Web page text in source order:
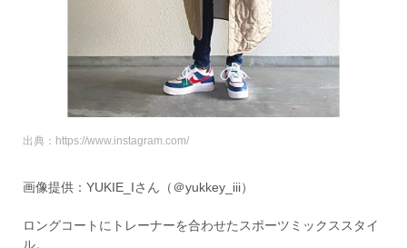
出典：https://www.instagram.com/
画像提供：YUKIE_Iさん（＠yukkey_iii）
ロングコートにトレーナーを合わせたスポーツミックススタイ
ル。